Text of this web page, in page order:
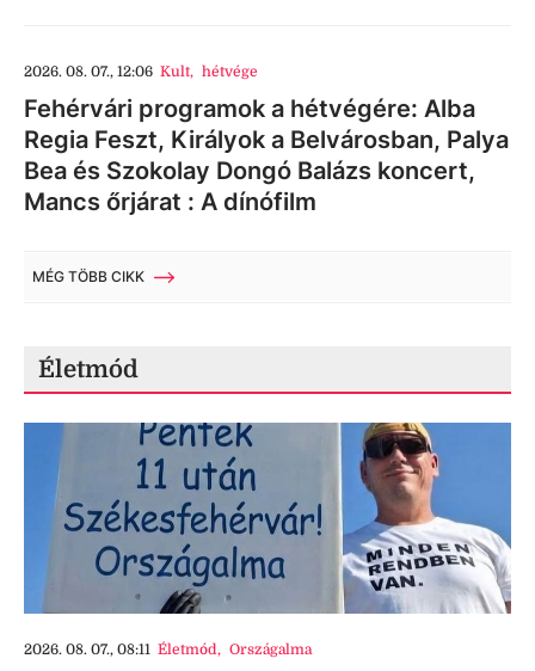
2026. 08. 07., 12:06 Kult, hétvége
Fehérvári programok a hétvégére: Alba
Regia Feszt, Királyok a Belvárosban, Palya
Bea és Szokolay Dongó Balázs koncert,
Mancs őrjárat : A dínófilm
MÉG TÖBB CIKK
Életmód
2026. 08. 07., 08:11 Életmód, Országalma